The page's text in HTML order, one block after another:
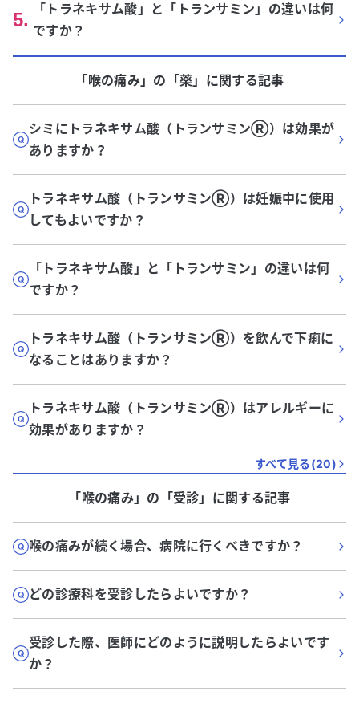
5.
「トラネキサム酸」と「トランサミン」の違いは何
ですか？
「喉の痛み」 の「薬」に関する記事
シミにトラネキサム酸（トランサミンⓇ）は効果が
ありますか？
トラネキサム酸（トランサミンⓇ）は妊娠中に使用
してもよいですか？
「トラネキサム酸」と「トランサミン」の違いは何
ですか？
トラネキサム酸（トランサミンⓇ）を飲んで下痢に
なることはありますか？
トラネキサム酸（トランサミンⓇ）はアレルギーに
効果がありますか？
すべて見る(20)
「喉の痛み」 の「受診」に関する記事
喉の痛みが続く場合、病院に行くべきですか？
どの診療科を受診したらよいですか？
受診した際、医師にどのように説明したらよいです
か？